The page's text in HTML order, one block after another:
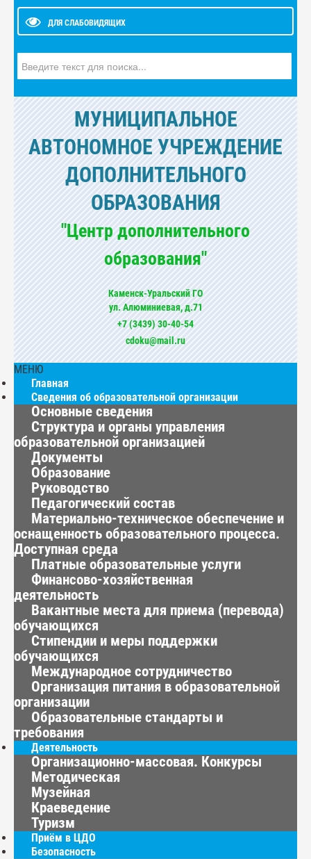
ДЛЯ СЛАБОВИДЯЩИХ
МУНИЦИПАЛЬНОЕ
АВТОНОМНОЕ УЧРЕЖДЕНИЕ
ДОПОЛНИТЕЛЬНОГО
ОБРАЗОВАНИЯ
"Центр дополнительного
образования"
Каменск-Уральский ГО
ул. Алюминиевая, д.71
+7 (3439) 30-40-54
cdoku@mail.ru
МЕНЮ
Главная
Сведения об образовательной организации
Основные сведения
Структура и органы управления
образовательной организацией
Документы
Образование
Руководство
Педагогический состав
Материально-техническое обеспечение и
оснащенность образовательного процесса.
Доступная среда
Платные образовательные услуги
Финансово-хозяйственная
деятельность
Вакантные места для приема (перевода)
обучающихся
Стипендии и меры поддержки
обучающихся
Международное сотрудничество
Организация питания в образовательной
организации
Образовательные стандарты и
требования
Деятельность
Организационно-массовая. Конкурсы
Методическая
Музейная
Краеведение
Туризм
Приём в ЦДО
Безопасность